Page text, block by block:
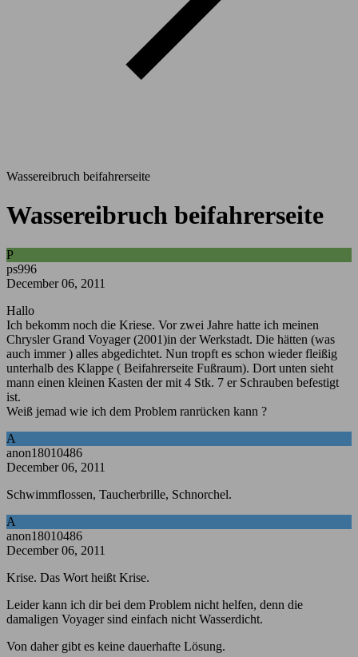
Wassereibruch beifahrerseite
Wassereibruch beifahrerseite
P
ps996
December 06, 2011
Hallo
Ich bekomm noch die Kriese. Vor zwei Jahre hatte ich meinen
Chrysler Grand Voyager (2001)in der Werkstadt. Die hätten (was
auch immer ) alles abgedichtet. Nun tropft es schon wieder fleißig
unterhalb des Klappe ( Beifahrerseite Fußraum). Dort unten sieht
mann einen kleinen Kasten der mit 4 Stk. 7 er Schrauben befestigt
ist.
Weiß jemad wie ich dem Problem ranrücken kann ?
A
anon18010486
December 06, 2011
Schwimmflossen, Taucherbrille, Schnorchel.
A
anon18010486
December 06, 2011
Krise. Das Wort heißt Krise.
Leider kann ich dir bei dem Problem nicht helfen, denn die
damaligen Voyager sind einfach nicht Wasserdicht.
Von daher gibt es keine dauerhafte Lösung.